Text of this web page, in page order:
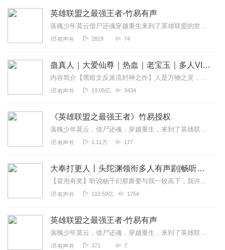
英雄联盟之最强王者-竹易有声
落魄少年莫云借尸还魂穿越重生来到了英雄联盟的世界此时瓦洛兰大陆烽烟四起群雄争霸而来自虚空的恶魔对这片富饶的大陆也虎视眈眈看一个平凡少年怎样在乱世雄...
有声书 2819 74
蛊真人｜大爱仙尊｜热血｜老宝玉｜多人VIP免费有声剧
内容简介【黑暗文反派流封神之作】人是万物之灵，蛊是天地真精。一个穿越者不断重生的故事。一个养蛊、炼蛊、用蛊的奇特世界。配音组（男角色）老宝玉旁白...
有声书 19.05亿 3434
《英雄联盟之最强王者》竹易授权
落魄少年莫云，借尸还魂，穿越重生，来到了英雄联盟的世界。此时，瓦洛兰大陆烽烟四起，群雄争霸。而来自虚空的恶魔对这片富饶的大陆也虎视眈眈。看一个平凡少年，怎样在乱...
有声书 1.11万 177
大奉打更人丨头陀渊领衔多人有声剧|畅听全集|王鹤棣、田曦薇主演影视剧原著|卖报小郎君
【冒泡有奖】听说杨千幻那厮要与我一较高下，我许七安要开始装叉了！快进入声音播放页戳下方输入框，冒个泡偷偷告诉我，我要用哪些诗词才能胜过他？说得好的，有赏！202...
有声书 110.59亿 1754
英雄联盟之最强王者-竹易有声
落魄少年莫云，借尸还魂，穿越重生，来到了英雄联盟的世界。此时，瓦洛兰大陆烽烟四起，群雄争霸。而来自虚空的恶魔对这片富饶的大陆也虎视眈眈。看一个平凡少年，怎样在...
有声书 371 7